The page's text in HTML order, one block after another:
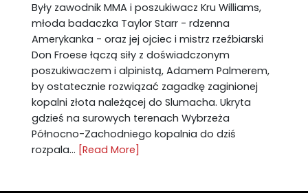
Były zawodnik MMA i poszukiwacz Kru Williams,
młoda badaczka Taylor Starr - rdzenna
Amerykanka - oraz jej ojciec i mistrz rzeźbiarski
Don Froese łączą siły z doświadczonym
poszukiwaczem i alpinistą, Adamem Palmerem,
by ostatecznie rozwiązać zagadkę zaginionej
kopalni złota należącej do Slumacha. Ukryta
gdzieś na surowych terenach Wybrzeża
Północno-Zachodniego kopalnia do dziś
rozpala... [Read More]